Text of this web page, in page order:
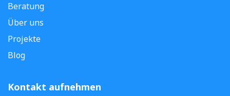
Beratung
Über uns
Projekte
Blog
Kontakt aufnehmen